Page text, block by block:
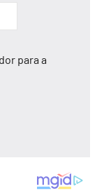
para a